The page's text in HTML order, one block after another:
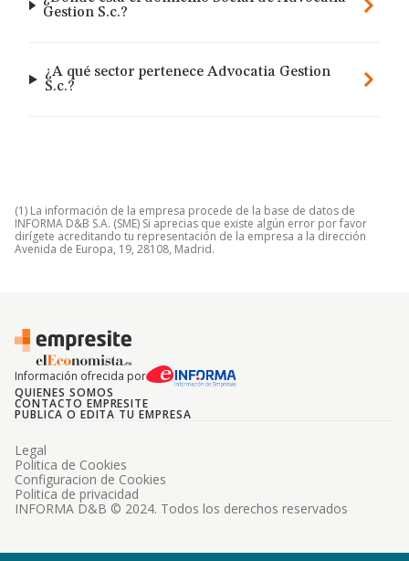
Gestion S.c.?
¿A qué sector pertenece Advocatia Gestion
S.c.?
(1) La información de la empresa procede de la base de datos de
INFORMA D&B S.A. (SME) Si aprecias que existe algún error por favor
dirígete acreditando tu representación de la empresa a la dirección
Avenida de Europa, 19, 28108, Madrid.
Información ofrecida por
QUIENES SOMOS
CONTACTO EMPRESITE
PUBLICA O EDITA TU EMPRESA
INFORMA D&B © 2024. Todos los derechos reservados
Legal
Politica de Cookies
Configuracion de Cookies
Politica de privacidad